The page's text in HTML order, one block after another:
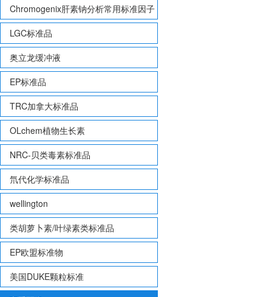
Chromogenix肝素钠分析常用标准因子
LGC标准品
奥立龙缓冲液
EP标准品
TRC加拿大标准品
OLchem植物生长素
NRC-贝类毒素标准品
氘代化学标准品
wellington
类胡萝卜素/叶绿素类标准品
EP欧盟标准物
美国DUKE颗粒标准